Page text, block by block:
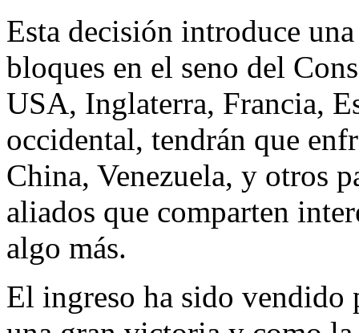
Esta decisión introduce
bloques en el seno del
USA, Inglaterra, Francia,
occidental, tendrán que
China, Venezuela, y otros
aliados que comparten
algo más.
El ingreso ha sido vendido